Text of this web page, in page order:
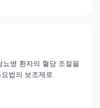
뇨병 환자의 혈당 조절을
법의 보조제로